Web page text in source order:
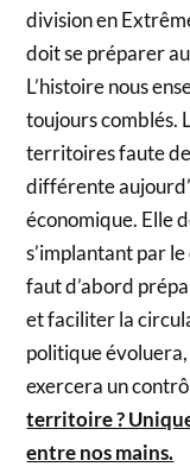
division en
doit se préparer
L’histoire nous
toujours comblés.
territoires faute
différente
économique. Elle
s’implantant par
faut d’abord
et faciliter la
politique
exercera un
territoire ?
entre nos mains.